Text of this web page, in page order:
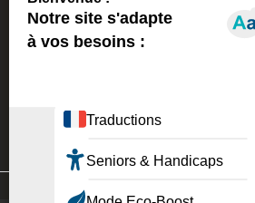
Suivre Aix
Communication Mentions légales